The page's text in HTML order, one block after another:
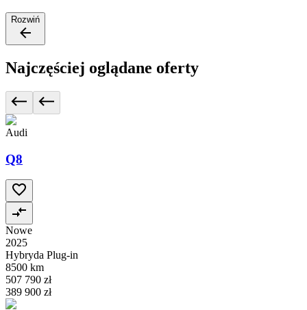
Rozwiń
Najczęściej oglądane oferty
Audi
Q8
Nowe
2025
Hybryda Plug-in
8500 km
507 790 zł
389 900 zł